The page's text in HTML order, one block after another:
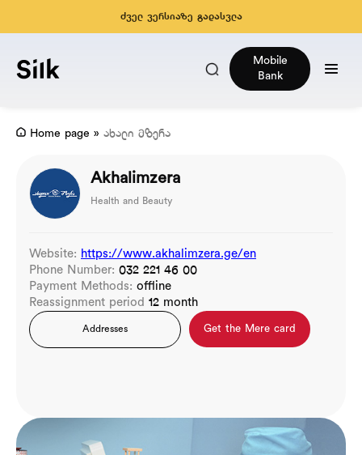
ძველ ვერსიაზე გადასვლა
Mobile
Bank
Home page » ახალი მზერა
Akhalimzera
Health and Beauty
Website: https://www.akhalimzera.ge/en
Phone Number: 032 221 46 00
Payment Methods: offline
Reassignment period 12 month
Addresses Get the Mere card